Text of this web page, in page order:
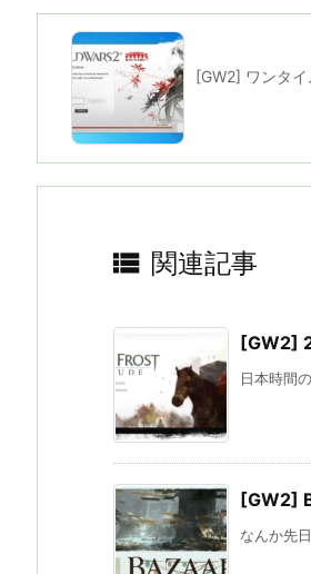
[GW2] ワンタ
 関連記事
[GW2]
日本時間
[GW2]
なんか先